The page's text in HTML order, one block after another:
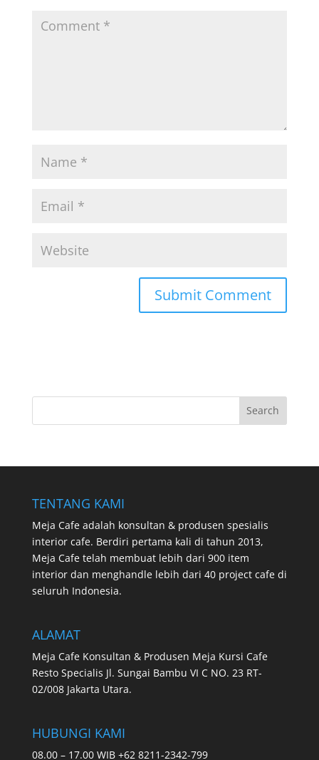
TENTANG KAMI
Meja Cafe adalah konsultan & produsen spesialis
interior cafe. Berdiri pertama kali di tahun 2013,
Meja Cafe telah membuat lebih dari 900 item
interior dan menghandle lebih dari 40 project cafe di
seluruh Indonesia.
ALAMAT
Meja Cafe Konsultan & Produsen Meja Kursi Cafe
Resto Specialis Jl. Sungai Bambu VI C NO. 23 RT-
02/008 Jakarta Utara.
HUBUNGI KAMI
08.00 – 17.00 WIB +62 8211-2342-799